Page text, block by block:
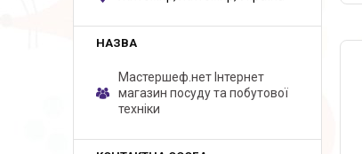
Мастершеф.нет Iнтернет
магазин посуду та побутової
техніки